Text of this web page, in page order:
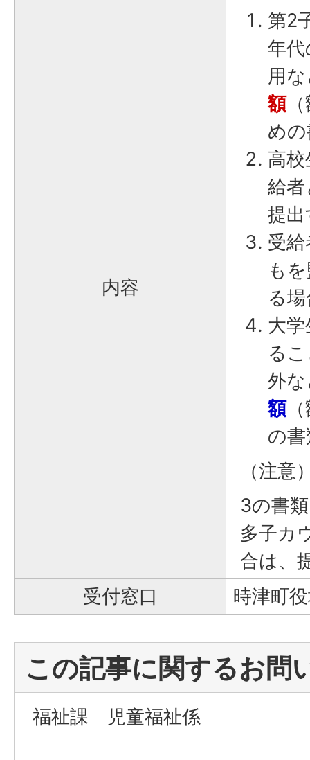
内容
第2
年
用
額（
め
高
給
提
受
も
る
大
る
外
額（
の
（注意
3の書
多子カ
合は、
受付窓口
時津町
この記事に関するお問
福祉課 児童福祉係